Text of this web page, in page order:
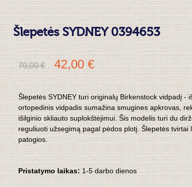
Šlepetės SYDNEY 0394653
70,00 € 42,00 €
Šlepetės SYDNEY turi originalų Birkenstock vidpadį -
ortopedinis vidpadis sumažina smugines apkrovas,
išilginio skliauto suplokštėjimui. Šis modelis turi du
reguliuoti užsegimą pagal pėdos plotį. Šlepetės tvirtai
patogios.
Pristatymo laikas:1-5 darbo dienos